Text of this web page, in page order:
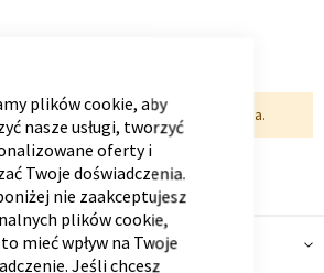
BAR
plików cookie, aby
nasze usługi, tworzyć
oferty i
Twoje doświadczenia.
nie zaakceptujesz
plików cookie,
mieć wpływ na Twoje
Jeśli chcesz
pasujących produktów do zaznaczenia.
Modułowe